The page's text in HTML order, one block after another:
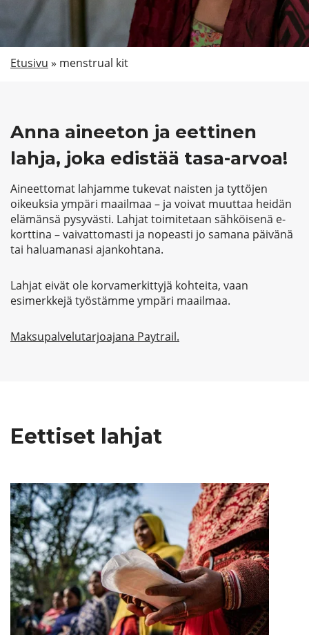
Etsi
Etusivu » menstrual kit
Anna aineeton ja eettinen
lahja, joka edistää tasa-arvoa!
Aineettomat lahjamme tukevat naisten ja tyttöjen
oikeuksia ympäri maailmaa – ja voivat muuttaa heidän
elämänsä pysyvästi. Lahjat toimitetaan sähköisenä e-
korttina – vaivattomasti ja nopeasti jo samana päivänä
tai haluamanasi ajankohtana.
Lahjat eivät ole korvamerkittyjä kohteita, vaan
esimerkkejä työstämme ympäri maailmaa.
Maksupalvelutarjoajana Paytrail.
Eettiset lahjat